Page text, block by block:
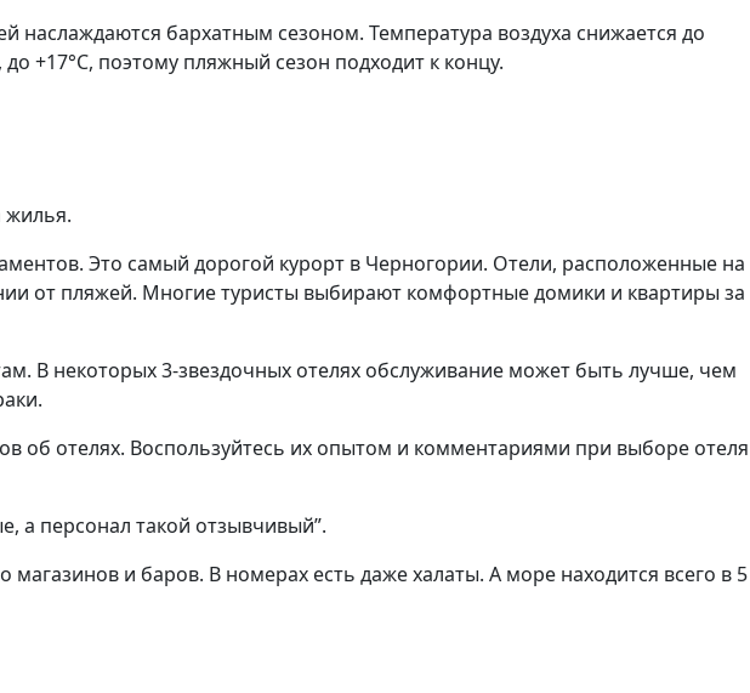
бархатным сезоном. Температура воздуха снижается до
+17°C, поэтому пляжный сезон подходит к концу.
жилья.
Это самый дорогой курорт в Черногории. Отели, расположенные на
от пляжей. Многие туристы выбирают комфортные домики и квартиры за
В некоторых 3-звездочных отелях обслуживание может быть лучше, чем
об отелях. Воспользуйтесь их опытом и комментариями при выборе отеля
а персонал такой отзывчивый”.
и баров. В номерах есть даже халаты. А море находится всего в 5